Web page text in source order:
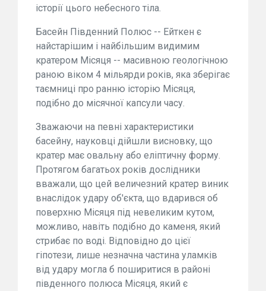
історії цього небесного тіла.
Басейн Південний Полюс -- Ейткен є
найстарішим і найбільшим видимим
кратером Місяця -- масивною геологічною
раною віком 4 мільярди років, яка зберігає
таємниці про ранню історію Місяця,
подібно до місячної капсули часу.
Зважаючи на певні характеристики
басейну, науковці дійшли висновку, що
кратер має овальну або еліптичну форму.
Протягом багатьох років дослідники
вважали, що цей величезний кратер виник
внаслідок удару об'єкта, що вдарився об
поверхню Місяця під невеликим кутом,
можливо, навіть подібно до каменя, який
стрибає по воді. Відповідно до цієї
гіпотези, лише незначна частина уламків
від удару могла б поширитися в районі
південного полюса Місяця, який є